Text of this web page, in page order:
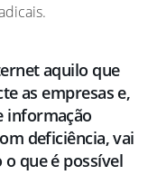
aquilo que
as empresas e,
informação
deficiência, vai
que é possível